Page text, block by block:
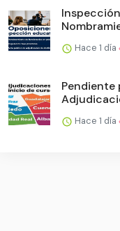
Hace 1 día
Pendiente
Hace 1 día